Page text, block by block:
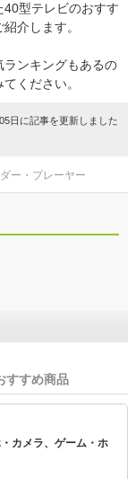
40型テレビのおすす
介します。
ンキングもあるの
ください。
日に記事を更新しました
ー・プレーヤー
すすめ商品
カメラ、ゲーム・ホ